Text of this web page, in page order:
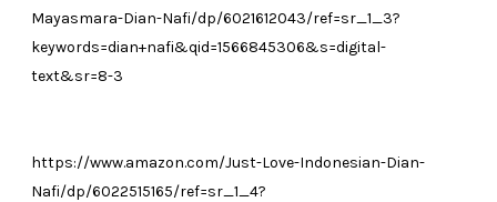
Mayasmara-Dian-Nafi/dp/6021612043/ref=sr_1_3?
keywords=dian+nafi&qid=1566845306&s=digital-
text&sr=8-3
https://www.amazon.com/Just-Love-Indonesian-Dian-
Nafi/dp/6022515165/ref=sr_1_4?